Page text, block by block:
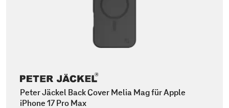
Peter Jäckel Back Cover Melia Mag für Apple
iPhone 17 Pro Max